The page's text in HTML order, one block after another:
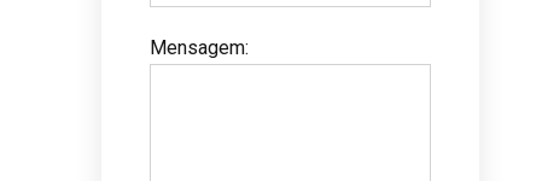
Mensagem: